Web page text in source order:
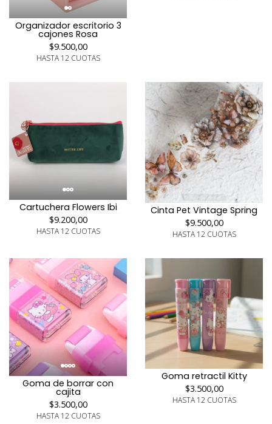
Organizador escritorio 3
cajones Rosa
$9.500,00
HASTA 12 CUOTAS
Cartuchera Flowers Ibi
$9.200,00
HASTA 12 CUOTAS
Cinta Pet Vintage Spring
$9.500,00
HASTA 12 CUOTAS
Goma de borrar con
cajita
$3.500,00
HASTA 12 CUOTAS
Goma retractil Kitty
$3.500,00
HASTA 12 CUOTAS